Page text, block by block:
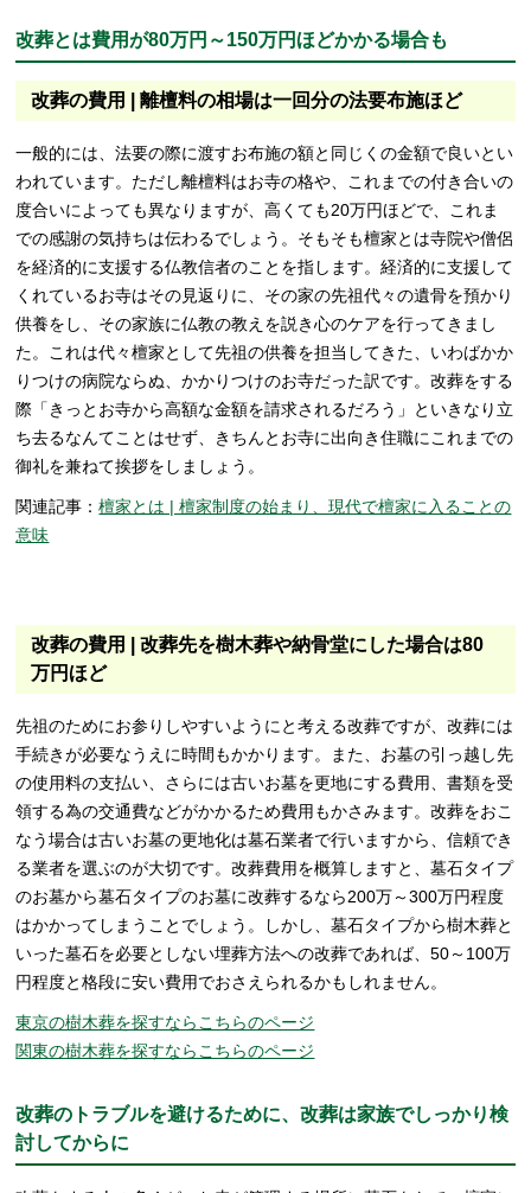
改葬とは費用が80万円～150万円ほどかかる場合も
改葬の費用 | 離檀料の相場は一回分の法要布施ほど
一般的には、法要の際に渡すお布施の額と同じくの金額で良いとい
われています。ただし離檀料はお寺の格や、これまでの付き合いの
度合いによっても異なりますが、高くても20万円ほどで、これま
での感謝の気持ちは伝わるでしょう。そもそも檀家とは寺院や僧侶
を経済的に支援する仏教信者のことを指します。経済的に支援して
くれているお寺はその見返りに、その家の先祖代々の遺骨を預かり
供養をし、その家族に仏教の教えを説き心のケアを行ってきまし
た。これは代々檀家として先祖の供養を担当してきた、いわばかか
りつけの病院ならぬ、かかりつけのお寺だった訳です。改葬をする
際「きっとお寺から高額な金額を請求されるだろう」といきなり立
ち去るなんてことはせず、きちんとお寺に出向き住職にこれまでの
御礼を兼ねて挨拶をしましょう。
関連記事：檀家とは | 檀家制度の始まり、現代で檀家に入ることの
意味
改葬の費用 | 改葬先を樹木葬や納骨堂にした場合は80
万円ほど
先祖のためにお参りしやすいようにと考える改葬ですが、改葬には
手続きが必要なうえに時間もかかります。また、お墓の引っ越し先
の使用料の支払い、さらには古いお墓を更地にする費用、書類を受
領する為の交通費などがかかるため費用もかさみます。改葬をおこ
なう場合は古いお墓の更地化は墓石業者で行いますから、信頼でき
る業者を選ぶのが大切です。改葬費用を概算しますと、墓石タイプ
のお墓から墓石タイプのお墓に改葬するなら200万～300万円程度
はかかってしまうことでしょう。しかし、墓石タイプから樹木葬と
いった墓石を必要としない埋葬方法への改葬であれば、50～100万
円程度と格段に安い費用でおさえられるかもしれません。
東京の樹木葬を探すならこちらのページ
関東の樹木葬を探すならこちらのページ
改葬のトラブルを避けるために、改葬は家族でしっかり検
討してからに